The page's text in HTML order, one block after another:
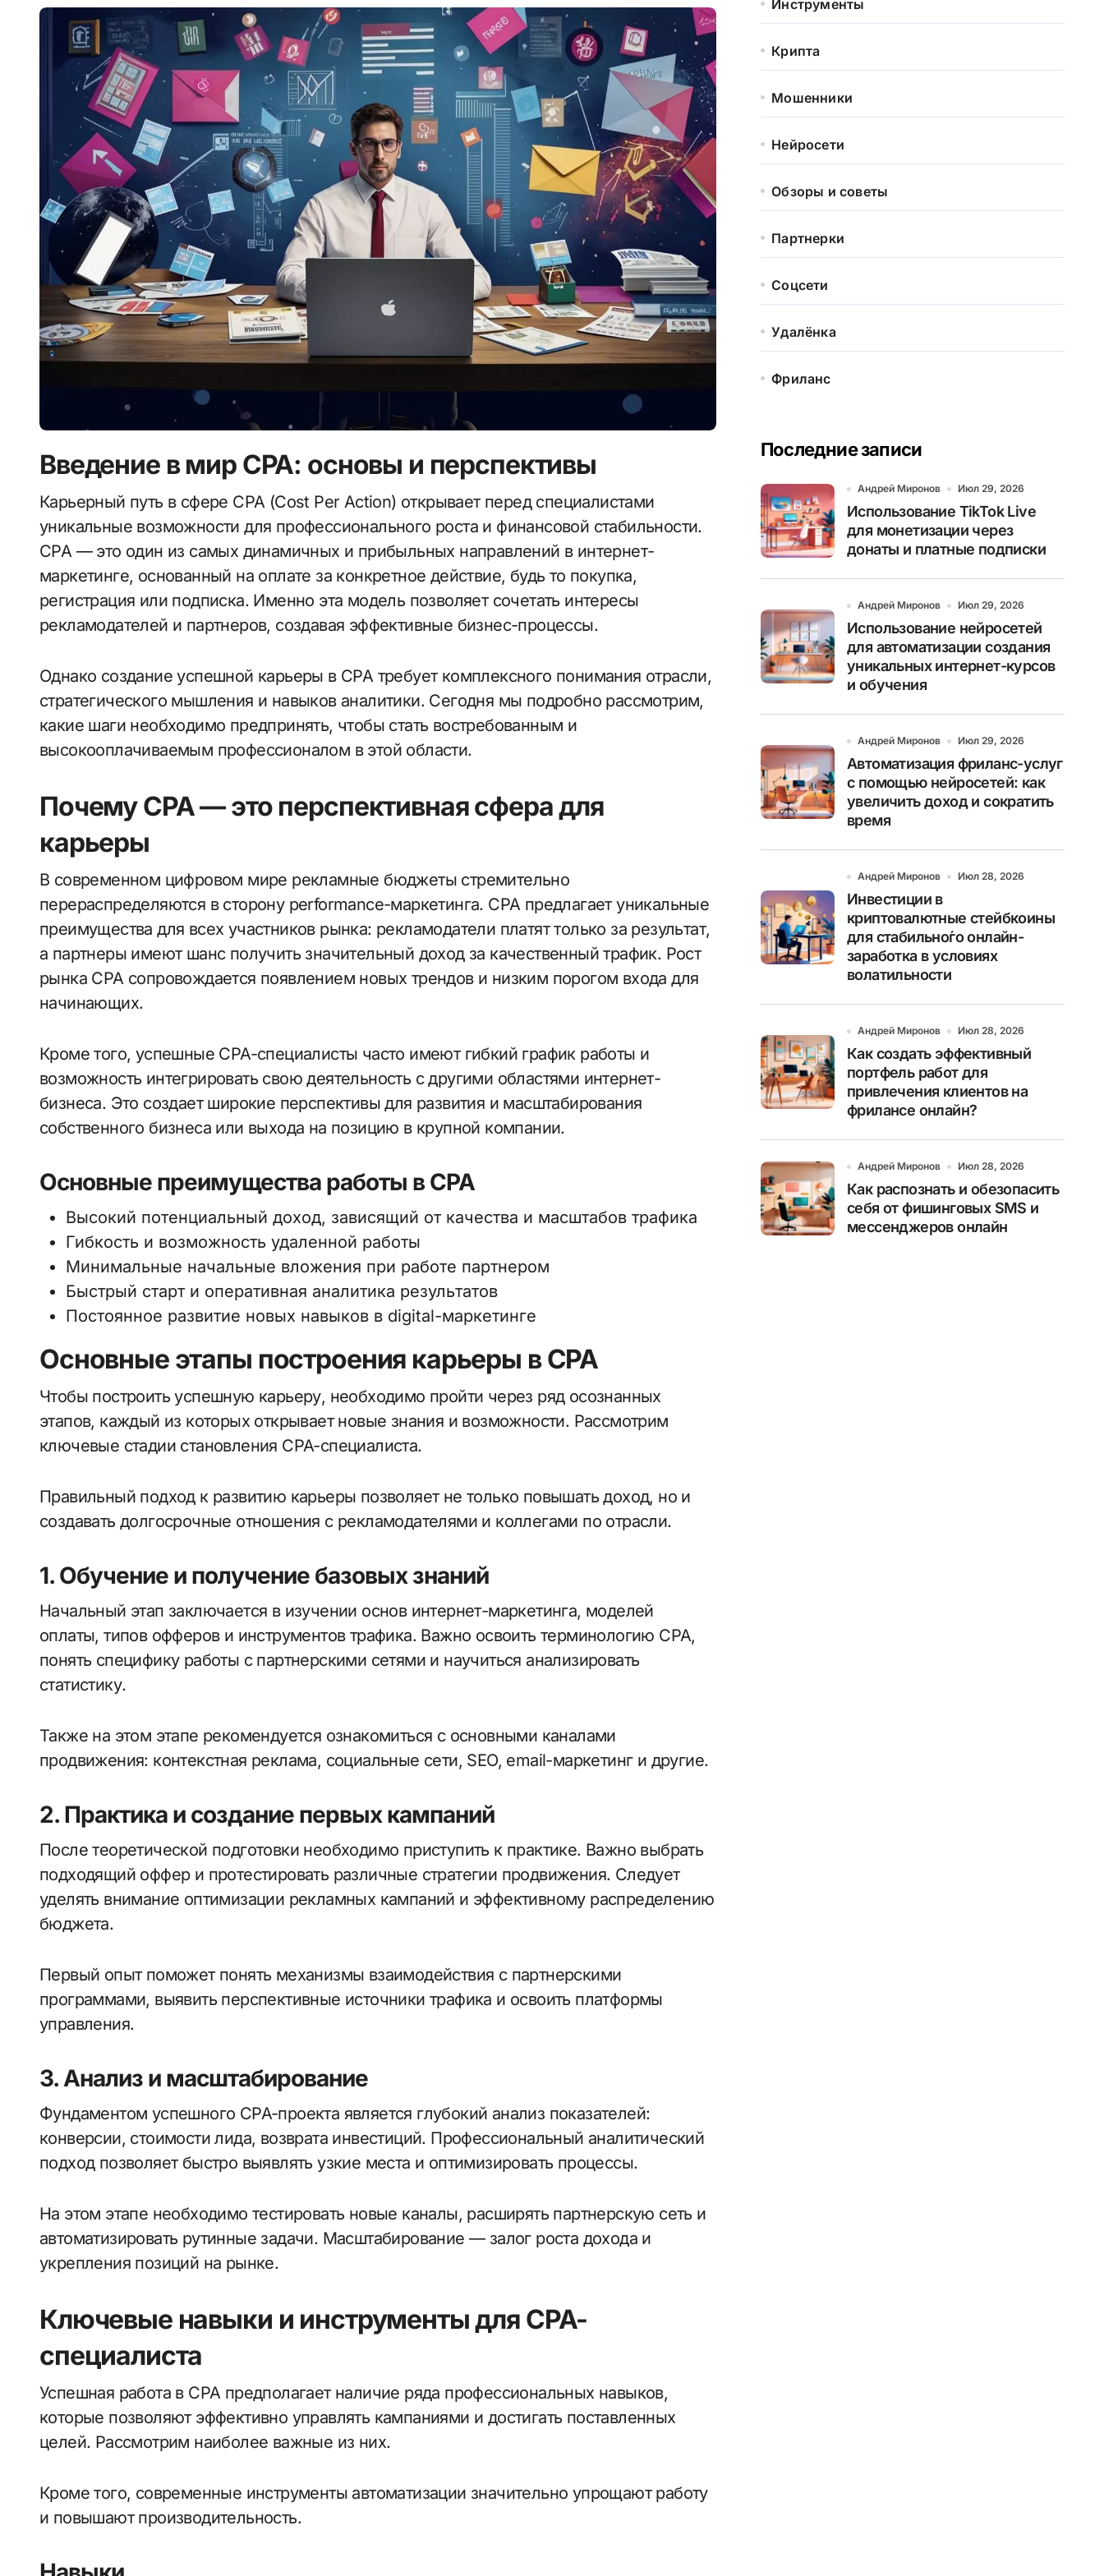
Введение в мир CPA: основы и перспективы
Карьерный путь в сфере CPA (Cost Per Action) открывает перед специалистами
уникальные возможности для профессионального роста и финансовой стабильности.
CPA — это один из самых динамичных и прибыльных направлений в интернет-
маркетинге, основанный на оплате за конкретное действие, будь то покупка,
регистрация или подписка. Именно эта модель позволяет сочетать интересы
рекламодателей и партнеров, создавая эффективные бизнес-процессы.
Однако создание успешной карьеры в CPA требует комплексного понимания отрасли,
стратегического мышления и навыков аналитики. Сегодня мы подробно рассмотрим,
какие шаги необходимо предпринять, чтобы стать востребованным и
высокооплачиваемым профессионалом в этой области.
Почему CPA — это перспективная сфера для
карьеры
В современном цифровом мире рекламные бюджеты стремительно
перераспределяются в сторону performance-маркетинга. CPA предлагает уникальные
преимущества для всех участников рынка: рекламодатели платят только за результат,
а партнеры имеют шанс получить значительный доход за качественный трафик. Рост
рынка CPA сопровождается появлением новых трендов и низким порогом входа для
начинающих.
Кроме того, успешные CPA-специалисты часто имеют гибкий график работы и
возможность интегрировать свою деятельность с другими областями интернет-
бизнеса. Это создает широкие перспективы для развития и масштабирования
собственного бизнеса или выхода на позицию в крупной компании.
Основные преимущества работы в CPA
Высокий потенциальный доход, зависящий от качества и масштабов трафика
Гибкость и возможность удаленной работы
Минимальные начальные вложения при работе партнером
Быстрый старт и оперативная аналитика результатов
Постоянное развитие новых навыков в digital-маркетинге
Основные этапы построения карьеры в CPA
Чтобы построить успешную карьеру, необходимо пройти через ряд осознанных
этапов, каждый из которых открывает новые знания и возможности. Рассмотрим
ключевые стадии становления CPA-специалиста.
Правильный подход к развитию карьеры позволяет не только повышать доход, но и
создавать долгосрочные отношения с рекламодателями и коллегами по отрасли.
1. Обучение и получение базовых знаний
Начальный этап заключается в изучении основ интернет-маркетинга, моделей
оплаты, типов офферов и инструментов трафика. Важно освоить терминологию CPA,
понять специфику работы с партнерскими сетями и научиться анализировать
статистику.
Также на этом этапе рекомендуется ознакомиться с основными каналами
продвижения: контекстная реклама, социальные сети, SEO, email-маркетинг и другие.
2. Практика и создание первых кампаний
После теоретической подготовки необходимо приступить к практике. Важно выбрать
подходящий оффер и протестировать различные стратегии продвижения. Следует
уделять внимание оптимизации рекламных кампаний и эффективному распределению
бюджета.
Первый опыт поможет понять механизмы взаимодействия с партнерскими
программами, выявить перспективные источники трафика и освоить платформы
управления.
3. Анализ и масштабирование
Фундаментом успешного CPA-проекта является глубокий анализ показателей:
конверсии, стоимости лида, возврата инвестиций. Профессиональный аналитический
подход позволяет быстро выявлять узкие места и оптимизировать процессы.
На этом этапе необходимо тестировать новые каналы, расширять партнерскую сеть и
автоматизировать рутинные задачи. Масштабирование — залог роста дохода и
укрепления позиций на рынке.
Ключевые навыки и инструменты для CPA-
специалиста
Успешная работа в CPA предполагает наличие ряда профессиональных навыков,
которые позволяют эффективно управлять кампаниями и достигать поставленных
целей. Рассмотрим наиболее важные из них.
Кроме того, современные инструменты автоматизации значительно упрощают работу
и повышают производительность.
Инструменты
Крипта
Мошенники
Нейросети
Обзоры и советы
Партнерки
Соцсети
Удалёнка
Фриланс
Последние записи
Андрей Миронов Июл 29, 2026
Использование TikTok Live
для монетизации через
донаты и платные подписки
Андрей Миронов Июл 29, 2026
Использование нейросетей
для автоматизации создания
уникальных интернет-курсов
и обучения
Андрей Миронов Июл 29, 2026
Автоматизация фриланс-услуг
с помощью нейросетей: как
увеличить доход и сократить
время
Андрей Миронов Июл 28, 2026
Инвестиции в
криптовалютные стейбкоины
для стабильно́го онлайн-
заработка в условиях
волатильности
Андрей Миронов Июл 28, 2026
Как создать эффективный
портфель работ для
привлечения клиентов на
фрилансе онлайн?
Андрей Миронов Июл 28, 2026
Как распознать и обезопасить
себя от фишинговых SMS и
мессенджеров онлайн